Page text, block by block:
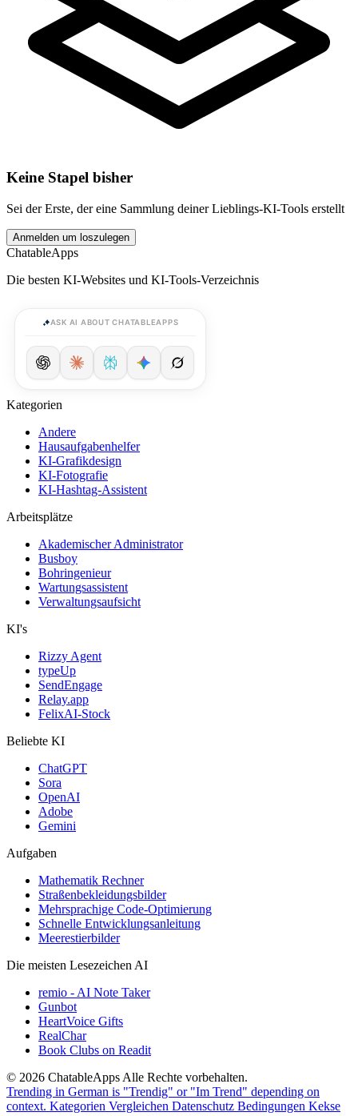
Keine Stapel bisher
Sei der Erste, der eine Sammlung deiner Lieblings-KI-Tools erstellt
Anmelden um loszulegen
ChatableApps
Die besten KI-Websites und KI-Tools-Verzeichnis
ASK AI ABOUT CHATABLEAPPS
Kategorien
Andere
Hausaufgabenhelfer
KI-Grafikdesign
KI-Fotografie
KI-Hashtag-Assistent
Arbeitsplätze
Akademischer Administrator
Busboy
Bohringenieur
Wartungsassistent
Verwaltungsaufsicht
KI's
Rizzy Agent
typeUp
SendEngage
Relay.app
FelixAI-Stock
Beliebte KI
ChatGPT
Sora
OpenAI
Adobe
Gemini
Aufgaben
Mathematik Rechner
Straßenbekleidungsbilder
Mehrsprachige Code-Optimierung
Schnelle Entwicklungsanleitung
Meerestierbilder
Die meisten Lesezeichen AI
remio - AI Note Taker
Gunbot
HeartVoice Gifts
RealChar
Book Clubs on Readit
© 2026 ChatableApps Alle Rechte vorbehalten.
Trending in German is "Trendig" or "Im Trend" depending on
context. Kategorien Vergleichen Datenschutz Bedingungen Kekse